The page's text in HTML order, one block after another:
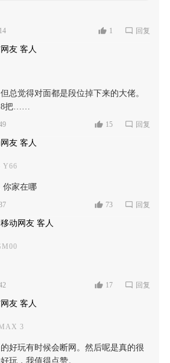
1 回复
友 客人
总觉得对面都是段位掉下来的大佬。
8把……
15 回复
友 客人
Y66
你家在哪
73 回复
动网友 客人
17 回复
友 客人
3
好玩有时候会断网。然后呢是真的很
玩，我值得点赞。